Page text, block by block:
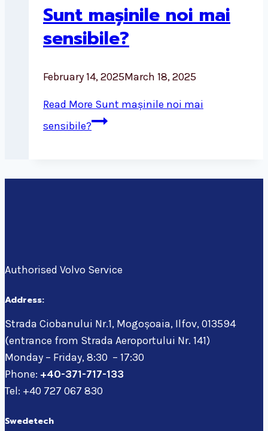
Sunt mașinile noi mai
sensibile?
February 14, 2025March 18, 2025
Read More Sunt mașinile noi mai
sensibile?
Authorised Volvo Service
Address:
Strada Ciobanului Nr.1, Mogoșoaia, Ilfov, 013594
(entrance from Strada Aeroportului Nr. 141)
Monday – Friday, 8:30 – 17:30
Phone: +40-371-717-133
Tel: +40 727 067 830
Swedetech